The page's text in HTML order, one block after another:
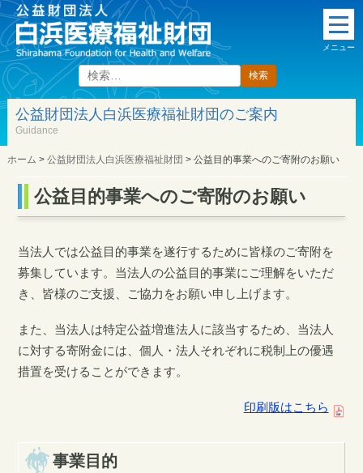
本
文
に
ス
キ
索:
メニュー
公益財団法人白浜医療福祉財団のご案内
Guidance
ホーム > 公益財団法人白浜医療福祉財団 > 公益目的事業へのご寄附のお願い
公益目的事業へのご寄附のお願い
当法人では公益目的事業を遂行するために皆様のご寄附を
募集しています。当法人の公益目的事業にご理解をいただ
き、皆様のご支援、ご協力をお願い申し上げます。
また、当法人は特定公益増進法人に該当するため、当法人
に対する寄附金には、個人・法人それぞれに税制上の優遇
措置を受けることができます。
印刷版はこちら
事業目的